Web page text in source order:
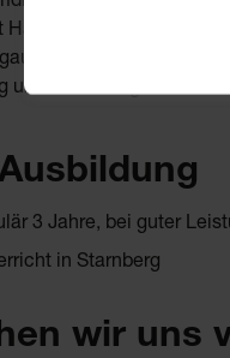
und Kunden reizt
(Web und Social
und Betreuung von
3 Jahre, bei guter
in Starnberg
wir uns